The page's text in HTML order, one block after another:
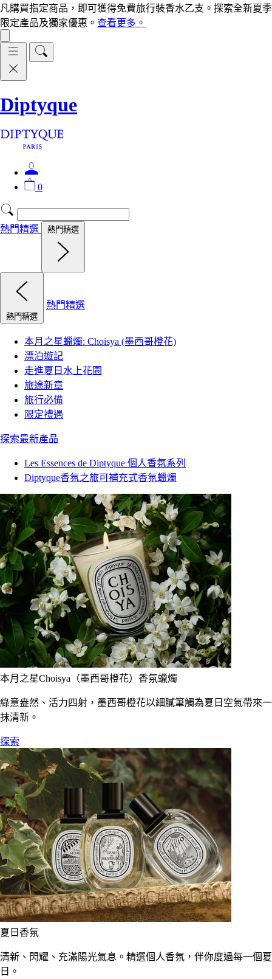
凡購買指定商品，即可獲得免費旅行裝香水乙支。探索全新夏季
限定產品及獨家優惠。 查看更多。
Diptyque
0
熱門精選 熱門精選
熱門精選
熱門精選
本月之星蠟燭: Choisya (墨西哥橙花)
漂泊遊記
走進夏日水上花園
旅途新章
旅行必備
限定禮遇
探索最新產品
Les Essences de Diptyque 個人香氛系列
Diptyque香氛之旅可補充式香氛蠟燭
本月之星Choisya（墨西哥橙花）香氛蠟燭
綠意盎然、活力四射，墨西哥橙花以細膩筆觸為夏日空氣帶來一
抹清新。
探索
夏日香氛
清新、閃耀、充滿陽光氣息。精選個人香氛，伴你度過每一個夏
日。